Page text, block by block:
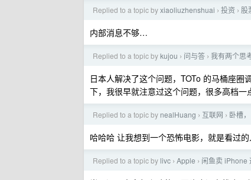
Replied to a topic byxiaoliuzhenshuai › 投资 › 股
内部消息不够…
Replied to a topic bykujou › 问与答 › 我有两个思
日本人解决了这个问题，TOTo 的马桶座
下，我很早就注意过这个问题，很多高档
Replied to a topic by nealHuang › 互联网 › 卧槽
哈哈哈 让我想到一个恐怖电影，就是看过
Replied to a topic by livc › Apple › 闲鱼卖 iPhone